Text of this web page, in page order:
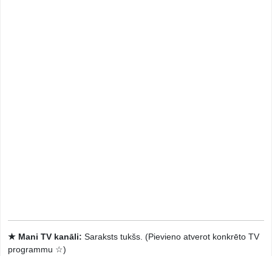
★ Mani TV kanāli: Saraksts tukšs. (Pievieno atverot konkrēto TV
programmu ☆)